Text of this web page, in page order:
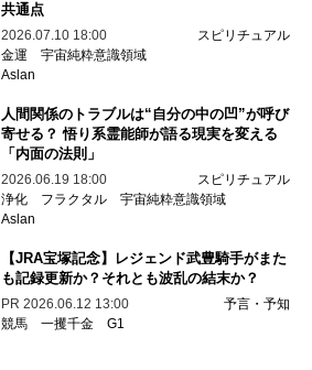
共通点
2026.07.10 18:00
スピリチュアル
金運 宇宙純粋意識領域
Aslan
人間関係のトラブルは“自分の中の凹”が呼び
寄せる？ 悟り系霊能師が語る現実を変える
「内面の法則」
2026.06.19 18:00
スピリチュアル
浄化
フラクタル 宇宙純粋意識領域
Aslan
【JRA宝塚記念】レジェンド武豊騎手がまた
も記録更新か？それとも波乱の結末か？
PR 2026.06.12 13:00
予言・予知
競馬 一攫千金 G1